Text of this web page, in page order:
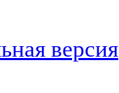
версия